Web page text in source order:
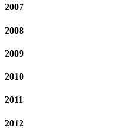
2007
2008
2009
2010
2011
2012